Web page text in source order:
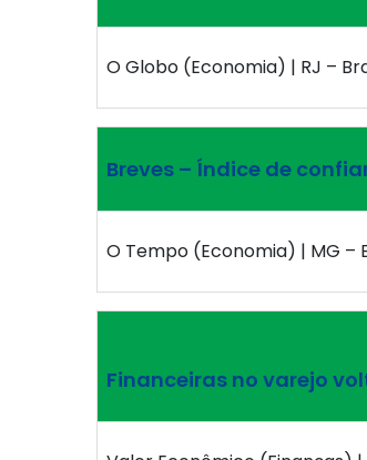
O Globo (Economia) | RJ –
Breves – Índice de
O Tempo (Economia) | MG –
Financeiras no varejo